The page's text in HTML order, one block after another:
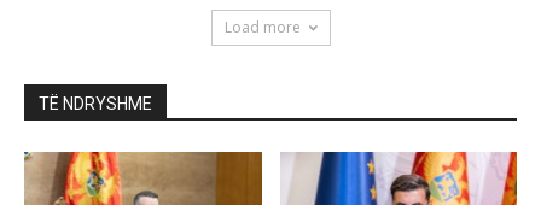
Load more
TË NDRYSHME